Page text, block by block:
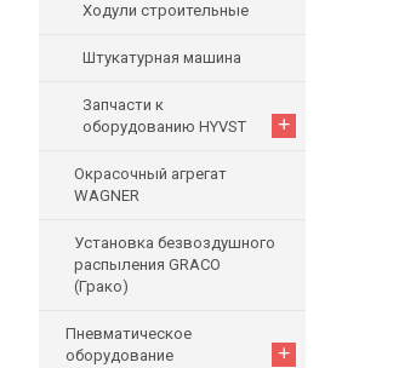
Ходули строительные
Штукатурная машина
Запчасти к
оборудованию HYVST
+
Окрасочный агрегат
WAGNER
Установка безвоздушного
распыления GRACO
(Грако)
Пневматическое
оборудование
+